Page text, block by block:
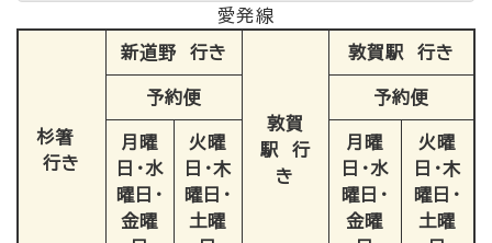
愛発線
杉箸
行き
新道野 行き
敦賀
駅 行
き
敦賀駅 行き
予約便 予約便
月曜
日​・水
曜日​・
金曜
火曜
日​・木
曜日​・
土曜
月曜
日​・水
曜日​・
金曜
火曜
日​・木
曜日​・
土曜